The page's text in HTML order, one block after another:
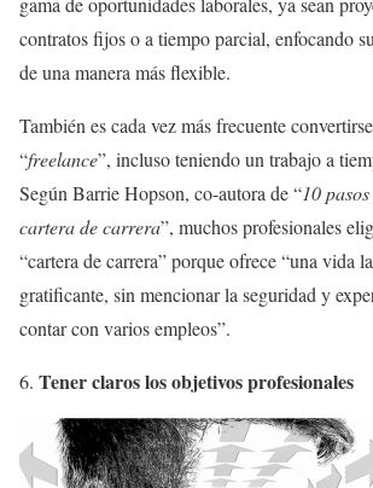
contratos fijos o a tiempo parcial, enfocando
de una manera más flexible.
También es cada vez más frecuente
“freelance”, incluso teniendo un trabajo a
Según Barrie Hopson, co-autora de “10
cartera de carrera”, muchos profesionales
“cartera de carrera” porque ofrece “una vida
gratificante, sin mencionar la seguridad y
contar con varios empleos”.
Tener claros los objetivos profesionales